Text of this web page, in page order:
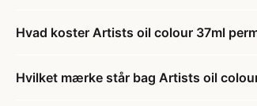
Hvad koster Artists oil colour 37ml
Hvilket mærke står bag Artists oil